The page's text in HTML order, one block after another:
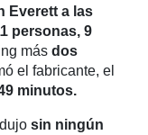
Everett a las
personas, 9
más dos
el fabricante, el
minutos.
sin ningún